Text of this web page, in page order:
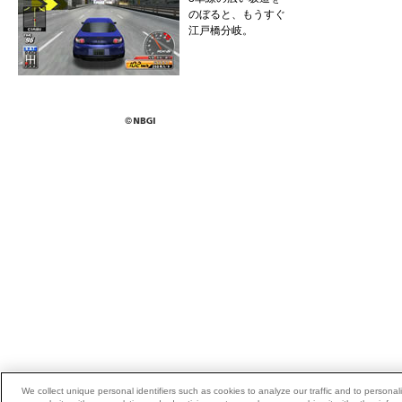
のぼると、もうすぐ
江戸橋分岐。
We collect unique personal identifiers such as cookies to analyze our traffic and to